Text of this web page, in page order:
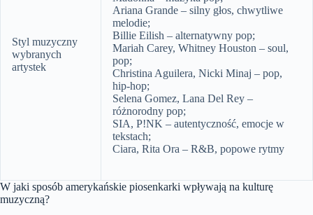
Styl muzyczny
wybranych
artystek
Ariana Grande – silny głos, chwytliwe
melodie;
Billie Eilish – alternatywny pop;
Mariah Carey, Whitney Houston – soul,
pop;
Christina Aguilera, Nicki Minaj – pop,
hip-hop;
Selena Gomez, Lana Del Rey –
różnorodny pop;
SIA, P!NK – autentyczność, emocje w
tekstach;
Ciara, Rita Ora – R&B, popowe rytmy
W jaki sposób amerykańskie piosenkarki wpływają na kulturę
muzyczną?